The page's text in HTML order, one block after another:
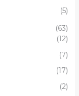
(5)
(63)
(12)
(7)
(17)
(2)